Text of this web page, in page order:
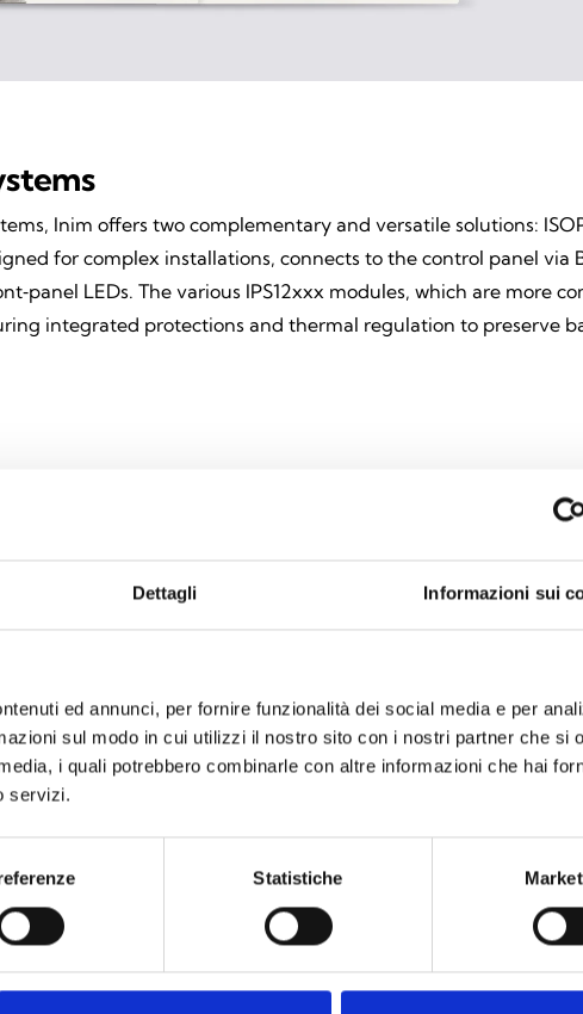
Dettagli Informazioni sui
ed annunci, per fornire funzionalità dei social media e per
sul modo in cui utilizzi il nostro sito con i nostri partner che si
i quali potrebbero combinarle con altre informazioni che hai
servizi.
Statistiche
Inim offers two complementary and versatile solutions:
for complex installations, connects to the control panel
LEDs. The various IPS12xxx modules, which are more
integrated protections and thermal regulation to preserve
Explore all products